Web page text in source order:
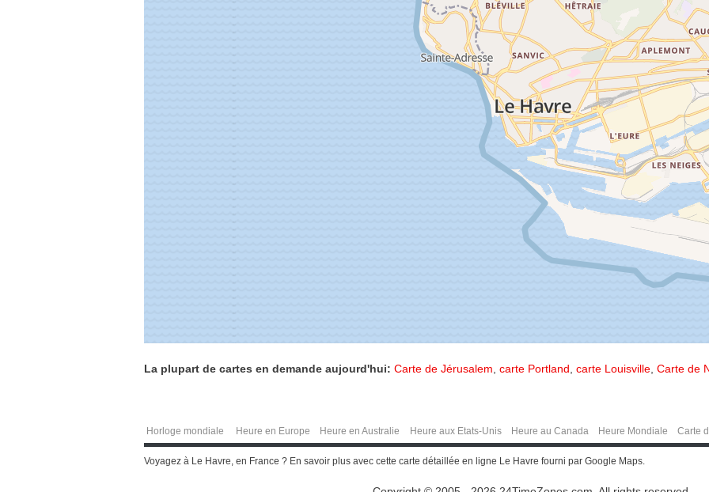
La plupart de cartes en demande aujourd'hui: Carte de Jérusalem carte Portland carte Louisville Carte de
Horloge mondiale Heure en Europe Heure en Australie Heure aux Etats-Unis Heure au Canada Heure Mondiale Carte
Voyagez à Le Havre, en France ? En savoir plus avec cette carte détaillée en ligne Le Havre fourni par Google Maps.